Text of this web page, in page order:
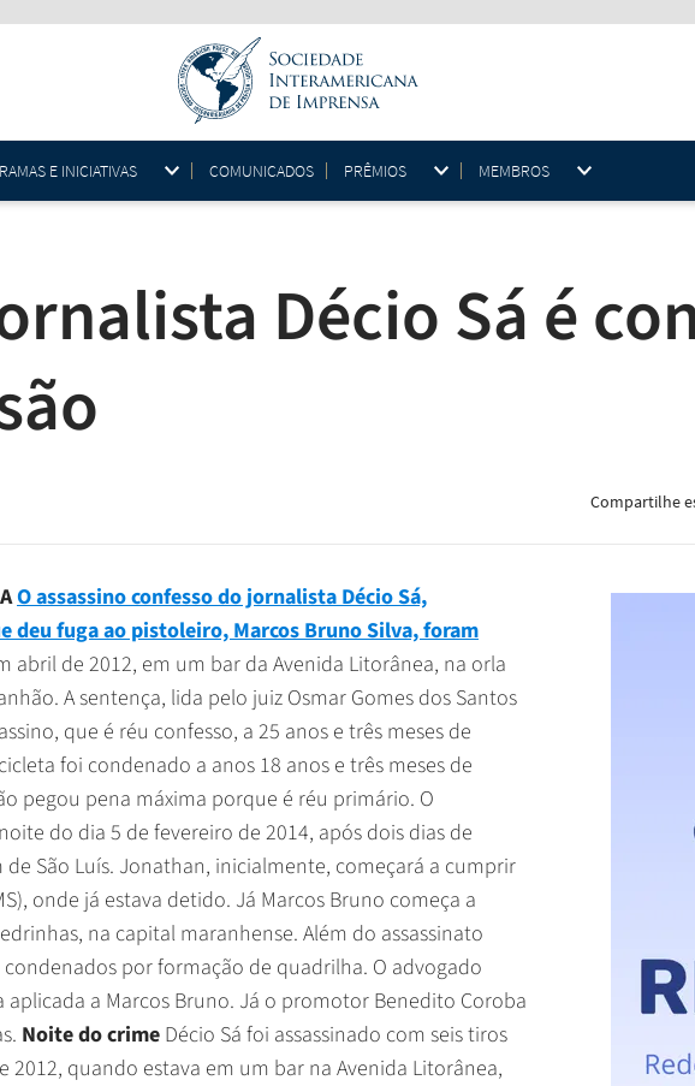
E INICIATIVAS COMUNICADOS PRÊMIOS MEMBROS
Décio Sá é
Compartilhe
O assassino confesso do jornalista Décio Sá,
fuga ao pistoleiro, Marcos Bruno Silva, foram
abril de 2012, em um bar da Avenida Litorânea, na orla
A sentença, lida pelo juiz Osmar Gomes dos Santos
que é réu confesso, a 25 anos e três meses de
foi condenado a anos 18 anos e três meses de
pegou pena máxima porque é réu primário. O
do dia 5 de fevereiro de 2014, após dois dias de
São Luís. Jonathan, inicialmente, começará a cumprir
onde já estava detido. Já Marcos Bruno começa a
na capital maranhense. Além do assassinato
por formação de quadrilha. O advogado
a Marcos Bruno. Já o promotor Benedito Coroba
Noite do crime Décio Sá foi assassinado com seis tiros
quando estava em um bar na Avenida Litorânea,